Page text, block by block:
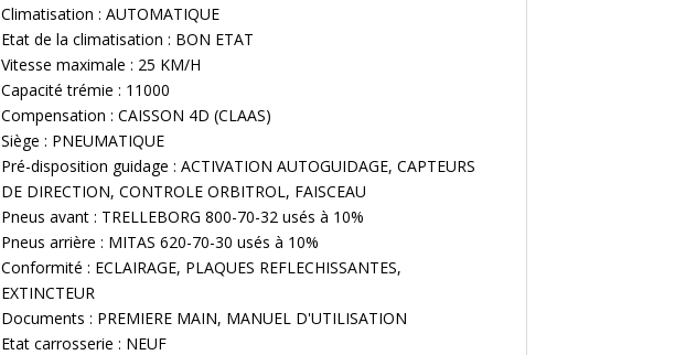
Climatisation : AUTOMATIQUE
Etat de la climatisation : BON ETAT
Vitesse maximale : 25 KM/H
Capacité trémie : 11000
Compensation : CAISSON 4D (CLAAS)
Siège : PNEUMATIQUE
Pré-disposition guidage : ACTIVATION AUTOGUIDAGE, CAPTEURS
DE DIRECTION, CONTROLE ORBITROL, FAISCEAU
Pneus avant : TRELLEBORG 800-70-32 usés à 10%
Pneus arrière : MITAS 620-70-30 usés à 10%
Conformité : ECLAIRAGE, PLAQUES REFLECHISSANTES,
EXTINCTEUR
Documents : PREMIERE MAIN, MANUEL D'UTILISATION
Etat carrosserie : NEUF